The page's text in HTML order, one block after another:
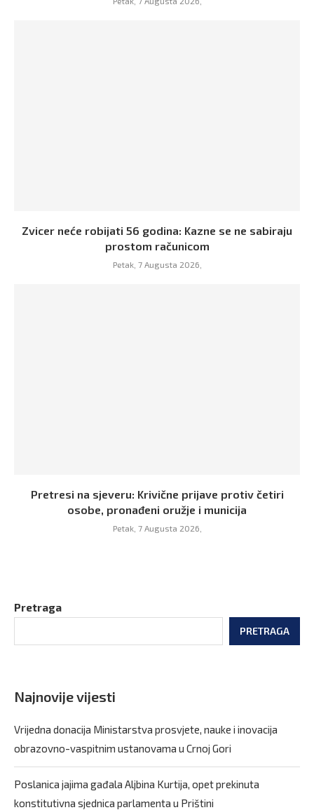
Zvicer neće robijati 56 godina: Kazne se ne sabiraju
prostom računicom
Petak, 7 Augusta 2026,
Pretresi na sjeveru: Krivične prijave protiv četiri
osobe, pronađeni oružje i municija
Petak, 7 Augusta 2026,
Pretraga
PRETRAGA
Najnovije vijesti
Vrijedna donacija Ministarstva prosvjete, nauke i inovacija
obrazovno-vaspitnim ustanovama u Crnoj Gori
Poslanica jajima gađala Aljbina Kurtija, opet prekinuta
konstitutivna sjednica parlamenta u Prištini